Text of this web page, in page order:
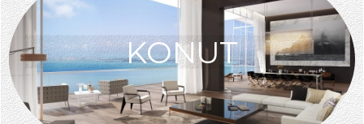
KONUT